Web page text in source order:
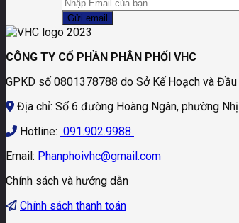
CÔNG TY CỔ PHẦN PHÂN PHỐI VHC
GPKD số 0801378788 do Sở Kế Hoạch và
Địa chỉ: Số 6 đường Hoàng Ngân, phường
Hotline: 091.902.9988
Email: Phanphoivhc@gmail.com
Chính sách và hướng dẫn
Chính sách thanh toán